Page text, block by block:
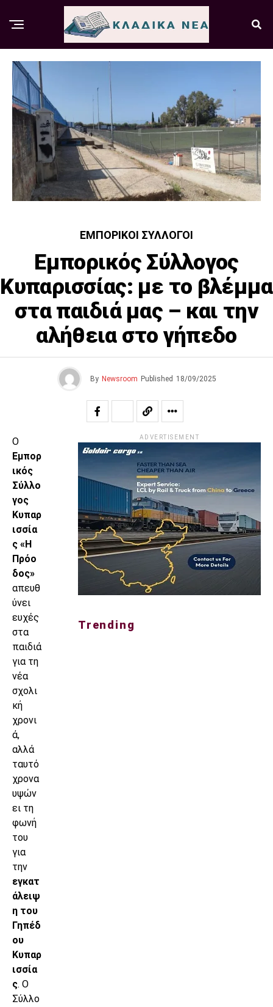
ΕΜΠΟΡΙΚΟΊ ΣΎΛΛΟΓΟΙ
Εμπορικός Σύλλογος
Κυπαρισσίας: με το βλέμμα
στα παιδιά μας – και την
αλήθεια στο γήπεδο
By Newsroom Published 18/09/2025
Ο
Εμπορ
ικός
Σύλλο
γος
Κυπαρ
ισσία
ς «Η
Πρόο
δος»
απευθ
ύνει
ευχές
στα
παιδιά
για τη
νέα
σχολι
κή
χρονι
ά,
αλλά
ταυτό
χρονα
υψών
ει τη
φωνή
του
για
την
εγκατ
άλειψ
η του
Γηπέδ
ου
Κυπαρ
ισσία
ς. Ο
Σύλλο
ADVERTISEMENT
Trending